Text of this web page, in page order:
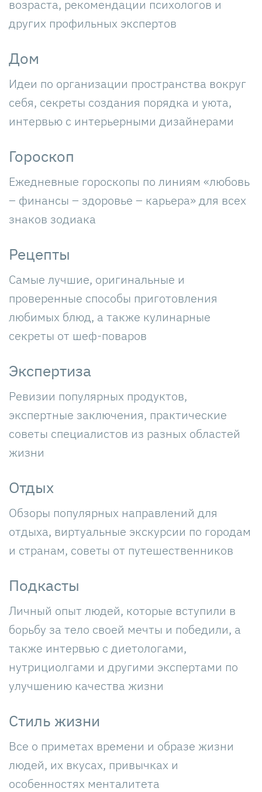
возраста, рекомендации психологов и
других профильных экспертов
Дом
Идеи по организации пространства вокруг
себя, секреты создания порядка и уюта,
интервью с интерьерными дизайнерами
Гороскоп
Ежедневные гороскопы по линиям «любовь
– финансы – здоровье – карьера» для всех
знаков зодиака
Рецепты
Самые лучшие, оригинальные и
проверенные способы приготовления
любимых блюд, а также кулинарные
секреты от шеф-поваров
Экспертиза
Ревизии популярных продуктов,
экспертные заключения, практические
советы специалистов из разных областей
жизни
Отдых
Обзоры популярных направлений для
отдыха, виртуальные экскурсии по городам
и странам, советы от путешественников
Подкасты
Личный опыт людей, которые вступили в
борьбу за тело своей мечты и победили, а
также интервью с диетологами,
нутрициолгами и другими экспертами по
улучшению качества жизни
Стиль жизни
Все о приметах времени и образе жизни
людей, их вкусах, привычках и
особенностях менталитета